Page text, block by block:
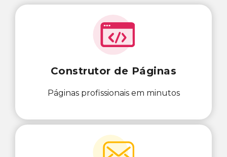
Construtor de Páginas
Páginas profissionais em minutos